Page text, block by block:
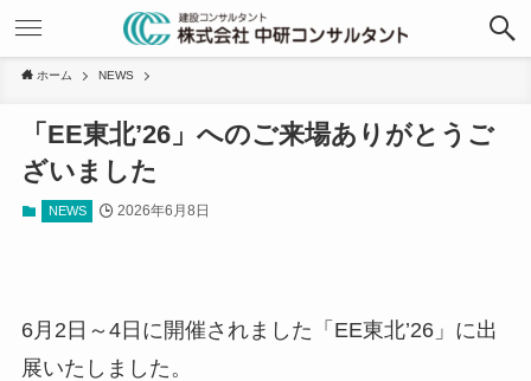
ホーム NEWS
「EE東北’26」へのご来場ありがとうご
ざいました
NEWS 2026年6月8日
6月2日～4日に開催されました「EE東北’26」に出
展いたしました。